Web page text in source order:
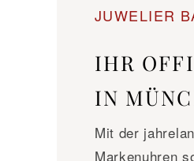
JUWELIER
IHR
IN
Mit der
Markenuhren